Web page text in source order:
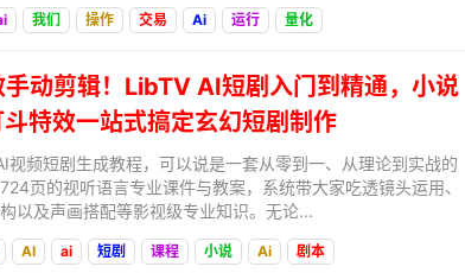
我们 操作 交易 Ai 运行 量化
手动剪辑！LibTV AI短剧入门到精通，小说
特效一站式搞定玄幻短剧制作
视频短剧生成教程，可以说是一套从零到一、从理论到实战的
页的视听语言专业课件与教案，系统带大家吃透镜头运用、
以及声画搭配等影视级专业知识。无论...
AI ai 短剧 课程 小说 Ai 剧本